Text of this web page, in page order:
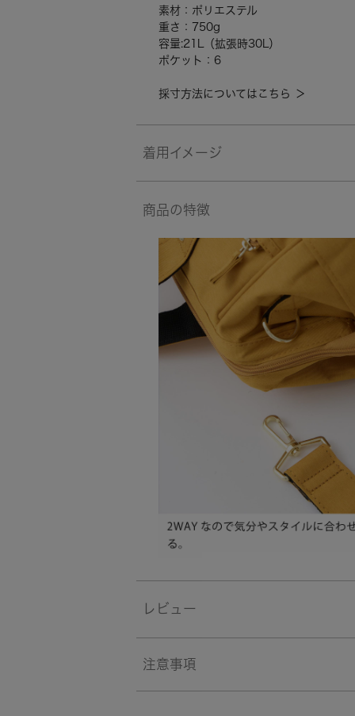
素材：ポリエステル
重さ：750g
容量:21L（拡張時30L）
ポケット：6
採寸方法についてはこちら ＞
着用イメージ
商品の特徴
レビュー
注意事項